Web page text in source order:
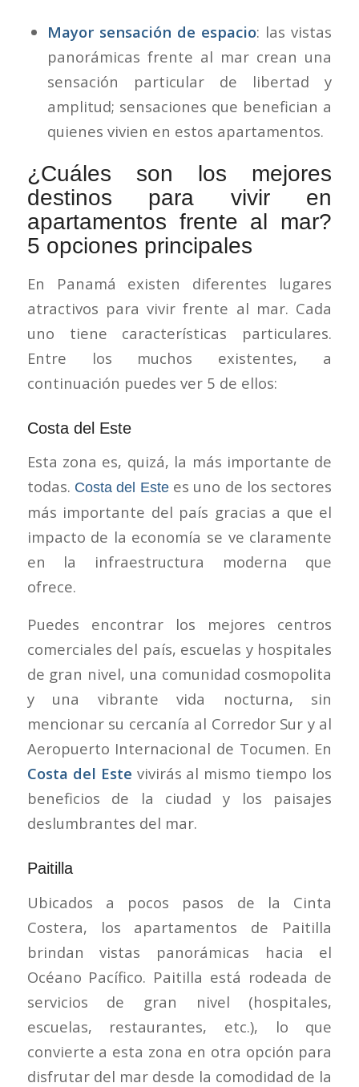
Mayor sensación de espacio: las vistas
panorámicas frente al mar crean una
sensación particular de libertad y
amplitud; sensaciones que benefician a
quienes vivien en estos apartamentos.
¿Cuáles son los mejores
destinos para vivir en
apartamentos frente al mar?
5 opciones principales
En Panamá existen diferentes lugares
atractivos para vivir frente al mar. Cada
uno tiene características particulares.
Entre los muchos existentes, a
continuación puedes ver 5 de ellos:
Costa del Este
Esta zona es, quizá, la más importante de
todas. Costa del Estees uno de los sectores
más importante del país gracias a que el
impacto de la economía se ve claramente
en la infraestructura moderna que
ofrece.
Puedes encontrar los mejores centros
comerciales del país, escuelas y hospitales
de gran nivel, una comunidad cosmopolita
y una vibrante vida nocturna, sin
mencionar su cercanía al Corredor Sur y al
Aeropuerto Internacional de Tocumen. En
Costa del Este vivirás al mismo tiempo los
beneficios de la ciudad y los paisajes
deslumbrantes del mar.
Paitilla
Ubicados a pocos pasos de la Cinta
Costera, los apartamentos de Paitilla
brindan vistas panorámicas hacia el
Océano Pacífico. Paitilla está rodeada de
servicios de gran nivel (hospitales,
escuelas, restaurantes, etc.), lo que
convierte a esta zona en otra opción para
disfrutar del mar desde la comodidad de la